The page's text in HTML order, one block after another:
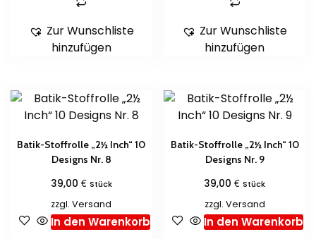
Zur Wunschliste
hinzufügen
Zur Wunschliste
hinzufügen
Batik-Stoffrolle „2½ Inch“ 10
Designs Nr. 8
39,00 € Stück
zzgl.Versand
In den Warenkorb
Batik-Stoffrolle „2½ Inch“ 10
Designs Nr. 9
39,00€ Stück
zzgl. Versand
In den Warenkorb